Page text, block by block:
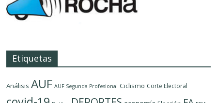
Etiquetas
Análisis AUF AUF Segunda Profesional Ciclismo Corte Electoral